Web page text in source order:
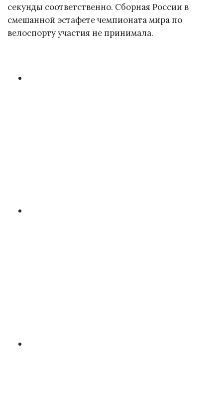
секунды соответственно. Сборная России в
смешанной эстафете чемпионата мира по
велоспорту участия не принимала.